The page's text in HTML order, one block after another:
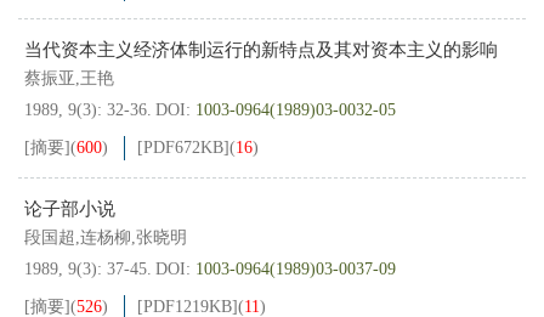
当代资本主义经济体制运行的新特点及其对资本主义的影响
蔡振亚,王艳
1989, 9(3): 32-36. DOI: 1003-0964(1989)03-0032-05
[摘要](600) [PDF672KB](16)
论子部小说
段国超,连杨柳,张晓明
1989, 9(3): 37-45. DOI: 1003-0964(1989)03-0037-09
[摘要](526) [PDF1219KB](11)